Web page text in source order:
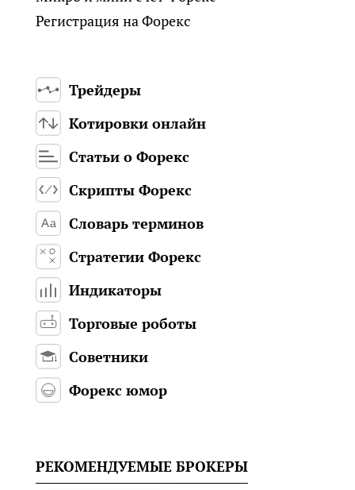
Регистрация на Форекс
Трейдеры
Котировки онлайн
Статьи о Форекс
Скрипты Форекс
Словарь терминов
Стратегии Форекс
Индикаторы
Торговые роботы
Советники
Форекс юмор
РЕКОМЕНДУЕМЫЕ БРОКЕРЫ